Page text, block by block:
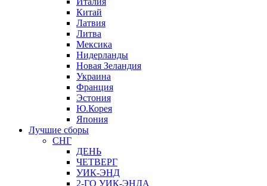
Китай
Латвия
Литва
Мексика
Нидерланды
Новая Зеландия
Украина
Франция
Эстония
Ю.Корея
Япония
Лучшие сборы
СНГ
ДЕНЬ
ЧЕТВЕРГ
УИК-ЭНД
2-ГО УИК-ЭНДА